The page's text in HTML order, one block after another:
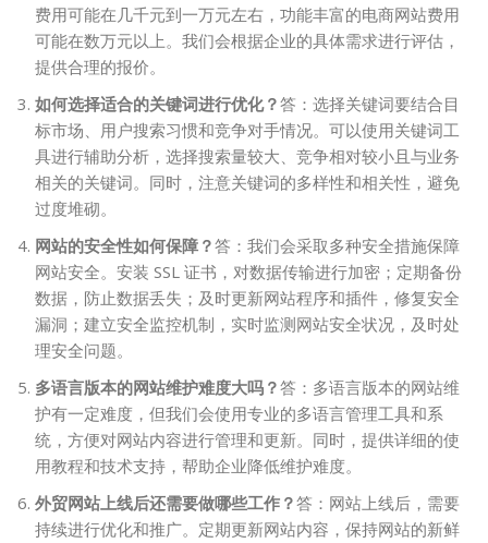
费用可能在几千元到一万元左右，功能丰富的电商网站费用
可能在数万元以上。我们会根据企业的具体需求进行评估，
提供合理的报价。
如何选择适合的关键词进行优化？答：选择关键词要结合目
标市场、用户搜索习惯和竞争对手情况。可以使用关键词工
具进行辅助分析，选择搜索量较大、竞争相对较小且与业务
相关的关键词。同时，注意关键词的多样性和相关性，避免
过度堆砌。
网站的安全性如何保障？答：我们会采取多种安全措施保障
网站安全。安装 SSL 证书，对数据传输进行加密；定期备份
数据，防止数据丢失；及时更新网站程序和插件，修复安全
漏洞；建立安全监控机制，实时监测网站安全状况，及时处
理安全问题。
多语言版本的网站维护难度大吗？答：多语言版本的网站维
护有一定难度，但我们会使用专业的多语言管理工具和系
统，方便对网站内容进行管理和更新。同时，提供详细的使
用教程和技术支持，帮助企业降低维护难度。
外贸网站上线后还需要做哪些工作？答：网站上线后，需要
持续进行优化和推广。定期更新网站内容，保持网站的新鲜